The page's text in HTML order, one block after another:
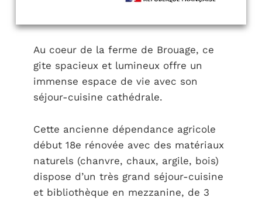
Au coeur de la ferme de Brouage, ce
gite spacieux et lumineux offre un
immense espace de vie avec son
séjour-cuisine cathédrale.
Cette ancienne dépendance agricole
début 18e rénovée avec des matériaux
naturels (chanvre, chaux, argile, bois)
dispose d’un très grand séjour-cuisine
et bibliothèque en mezzanine, de 3